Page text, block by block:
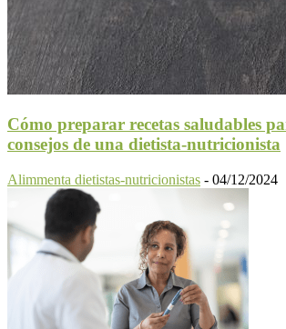
Cómo preparar recetas saludables
consejos de una dietista-nutricionista
Alimmenta dietistas-nutricionistas - 04/12/2024